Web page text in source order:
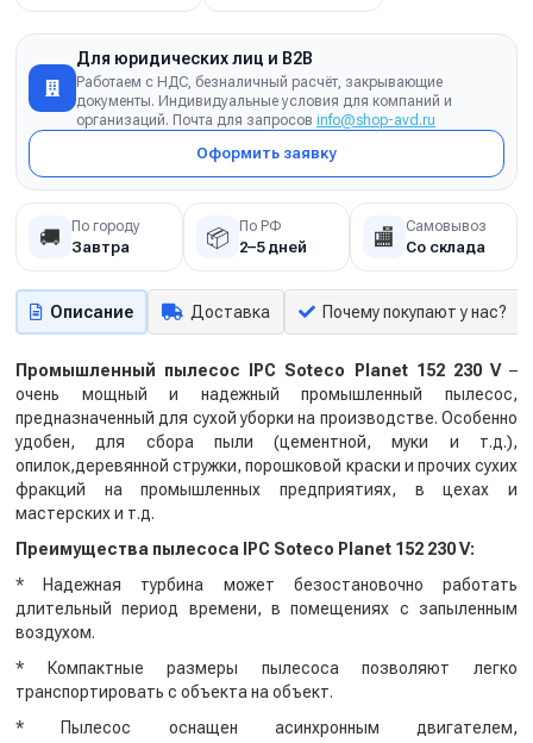
Для юридических лиц и B2B
Работаем с НДС, безналичный расчёт, закрывающие
документы. Индивидуальные условия для компаний и
организаций. Почта для запросов info@shop-avd.ru
Оформить заявку
🚚 По городу
Завтра 📦 По РФ
2–5 дней 🏬 Самовывоз
Со склада
Описание Доставка Почему покупают у нас?
Промышленный пылесос IPC Soteco Planet 152 230 V–
очень мощный и надежный промышленный пылесос,
предназначенный для сухой уборки на производстве. Особенно
удобен, для сбора пыли (цементной, муки и т.д.),
опилок,деревянной стружки, порошковой краски и прочих сухих
фракций на промышленных предприятиях, в цехах и
мастерских и т.д.
Преимущества пылесоса IPC Soteco Planet 152 230 V:
* Надежная турбина может безостановочно работать
длительный период времени, в помещениях с запыленным
воздухом.
* Компактные размеры пылесоса позволяют легко
транспортировать с объекта на объект.
* Пылесос оснащен асинхронным двигателем,